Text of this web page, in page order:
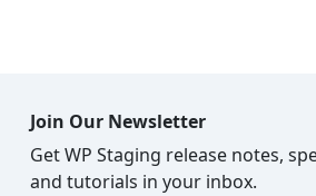
Join Our Newsletter
Get WP Staging release notes,
and tutorials in your inbox.